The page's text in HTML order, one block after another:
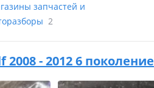
запчастей и
2
2008 - 2012 6 поколение